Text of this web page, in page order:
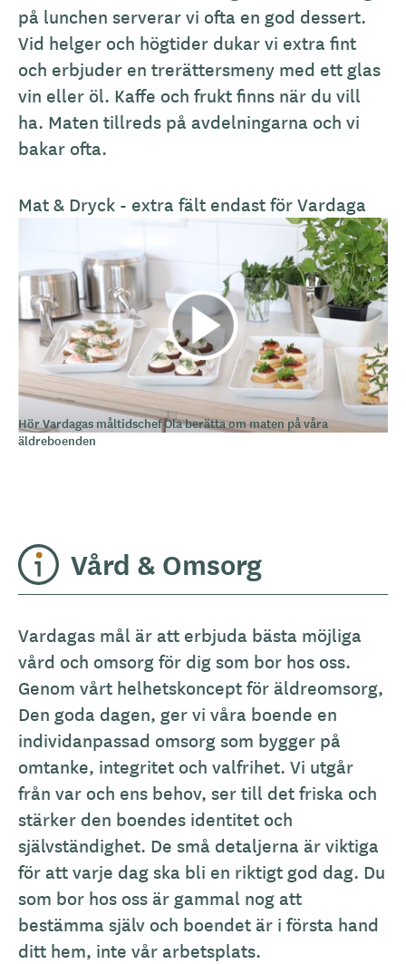
k
r
i
v
n
i
g
på lunchen serverar vi ofta en god dessert.
Vid helger och högtider dukar vi extra fint
och erbjuder en trerättersmeny med ett glas
vin eller öl. Kaffe och frukt finns när du vill
ha. Maten tillreds på avdelningarna och vi
bakar ofta.
Mat & Dryck - extra fält endast för Vardaga
Hör Vardagas måltidschef Ola berätta om maten på våra
äldreboenden
Vård & Omsorg
Vardagas mål är att erbjuda bästa möjliga
vård och omsorg för dig som bor hos oss.
Genom vårt helhetskoncept för äldreomsorg,
Den goda dagen, ger vi våra boende en
individanpassad omsorg som bygger på
omtanke, integritet och valfrihet. Vi utgår
från var och ens behov, ser till det friska och
stärker den boendes identitet och
självständighet. De små detaljerna är viktiga
för att varje dag ska bli en riktigt god dag. Du
som bor hos oss är gammal nog att
bestämma själv och boendet är i första hand
ditt hem, inte vår arbetsplats.